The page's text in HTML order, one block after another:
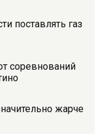
поставлять газ
соревнований
жарче